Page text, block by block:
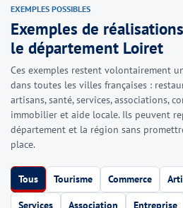
EXEMPLES POSSIBLES
Exemples de
le département Loiret
Ces exemples restent volontairement
dans toutes les villes françaises :
artisans, santé, services, associations,
immobilier et aide locale. Ils peuvent
département et la région sans
place.
Tous Tourisme Commerce
Services Association Entreprise